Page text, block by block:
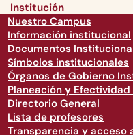
Institución
Nuestro Campus
Información institucional
Documentos
Símbolos institucionales
Órganos de Gobierno
Planeación y
Directorio General
Lista de profesores
Transparencia y acceso